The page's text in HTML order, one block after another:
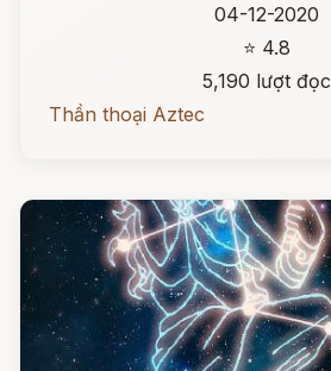
04-12-2020
⭐ 4.8
5,190 lượt đọc
Thần thoại Aztec